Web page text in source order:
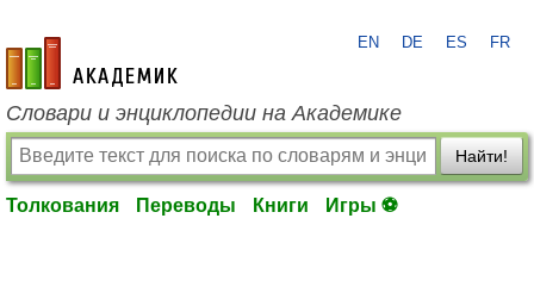
academic.ru
EN DE ES FR
Словари и энциклопедии на Академике
Найти!
Толкования Переводы Книги Игры ⚽